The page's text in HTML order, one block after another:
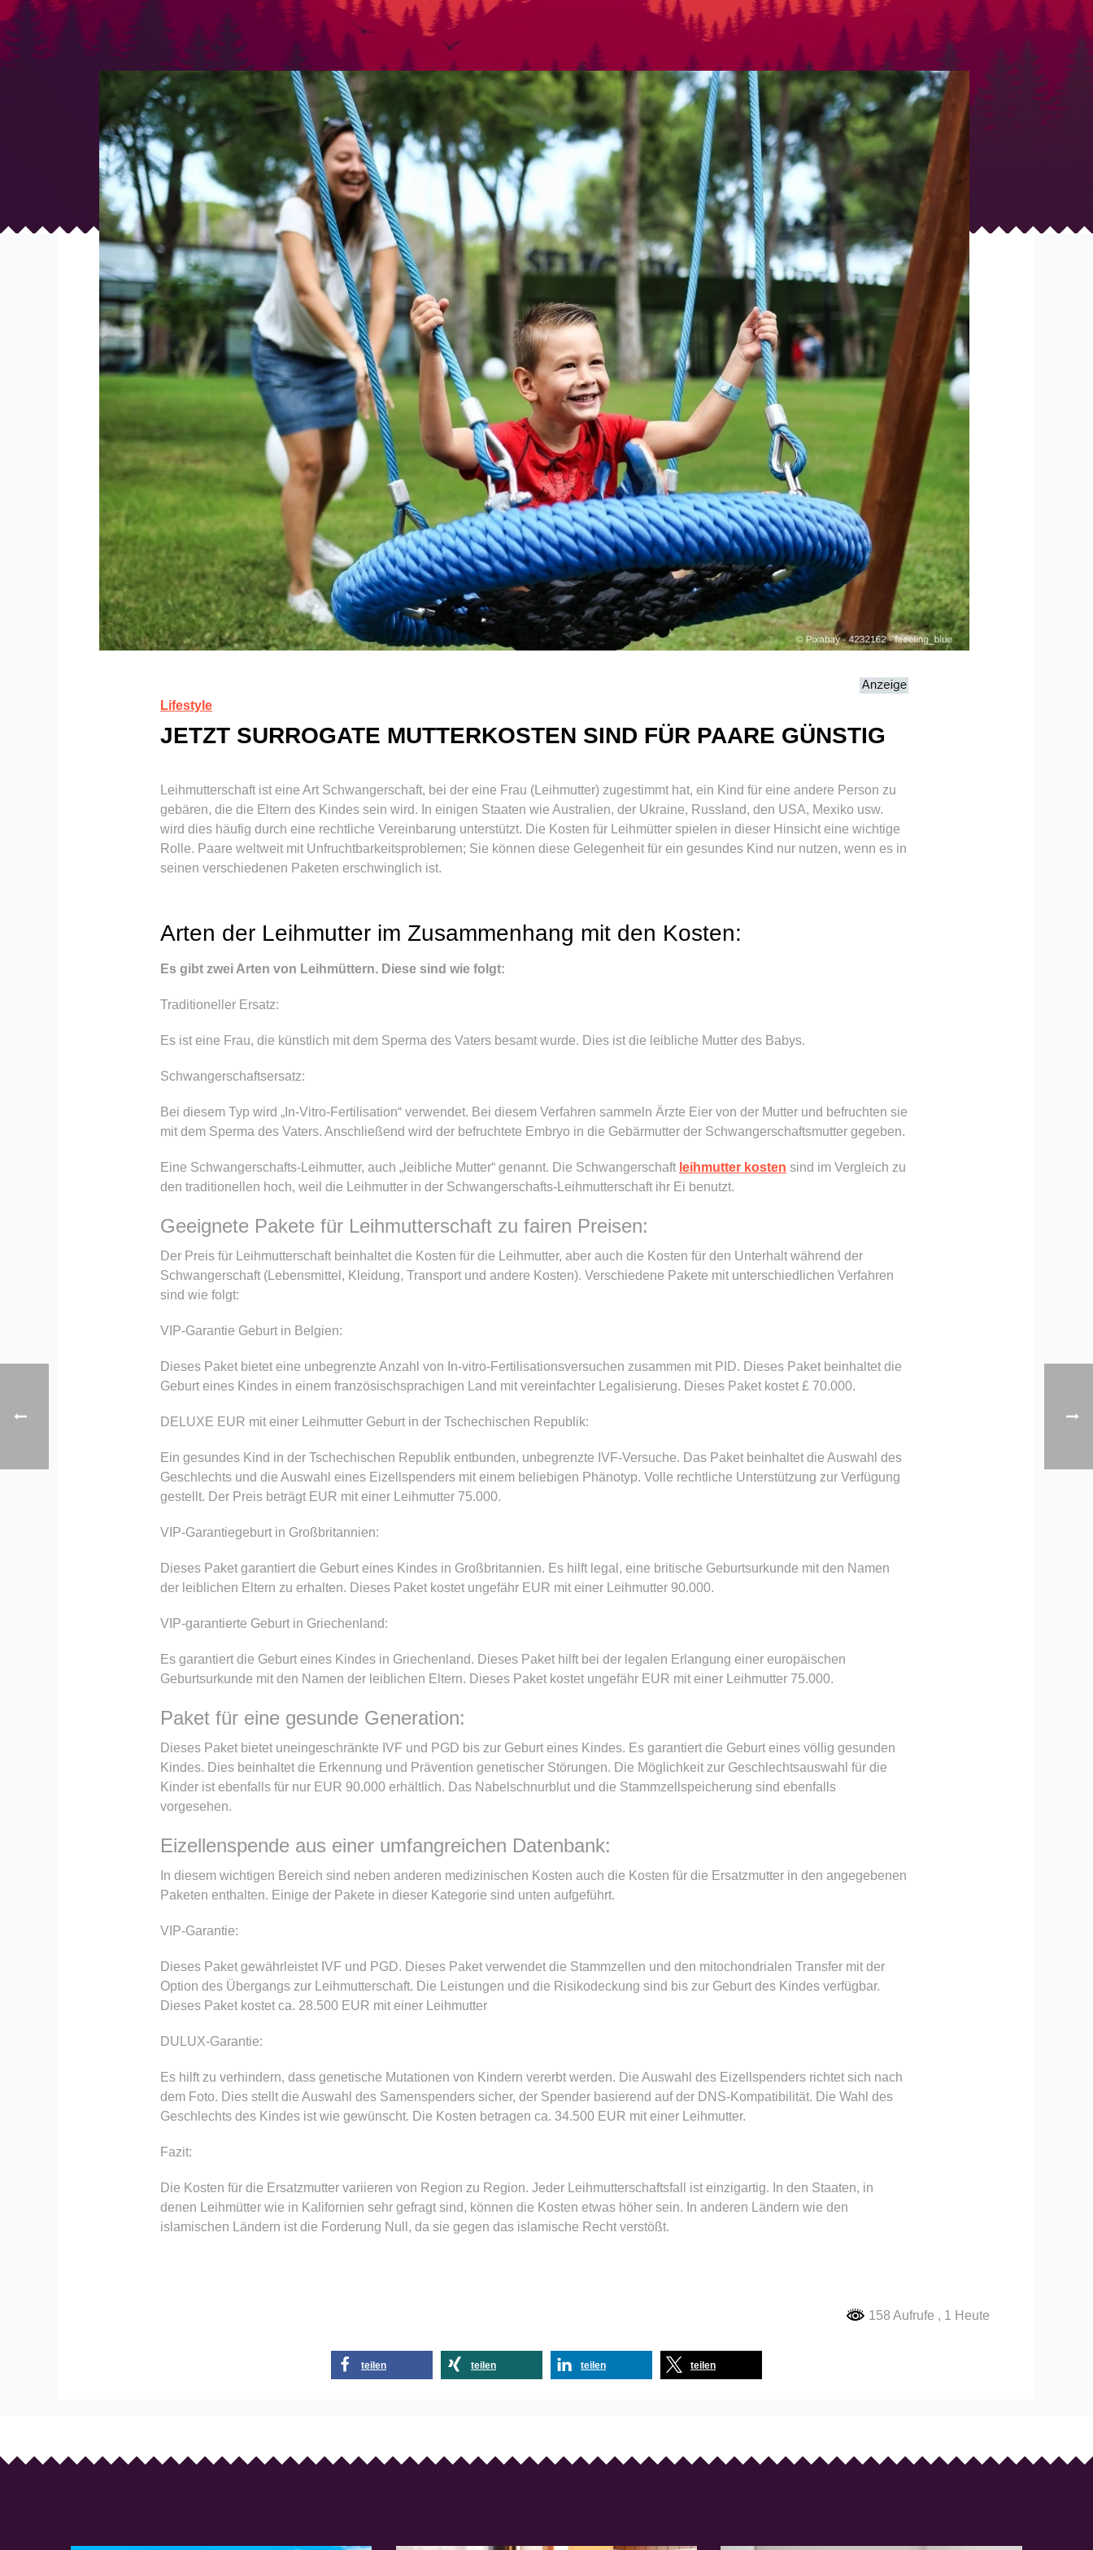
Lifestyle
JETZT SURROGATE MUTTERKOSTEN SIND FÜR PAARE GÜNSTIG
Leihmutterschaft ist eine Art Schwangerschaft, bei der eine Frau (Leihmutter) zugestimmt hat, ein Kind für eine andere Person zu
gebären, die die Eltern des Kindes sein wird. In einigen Staaten wie Australien, der Ukraine, Russland, den USA, Mexiko usw.
wird dies häufig durch eine rechtliche Vereinbarung unterstützt. Die Kosten für Leihmütter spielen in dieser Hinsicht eine wichtige
Rolle. Paare weltweit mit Unfruchtbarkeitsproblemen; Sie können diese Gelegenheit für ein gesundes Kind nur nutzen, wenn es in
seinen verschiedenen Paketen erschwinglich ist.
Arten der Leihmutter im Zusammenhang mit den Kosten:
Es gibt zwei Arten von Leihmüttern. Diese sind wie folgt:
Traditioneller Ersatz:
Es ist eine Frau, die künstlich mit dem Sperma des Vaters besamt wurde. Dies ist die leibliche Mutter des Babys.
Schwangerschaftsersatz:
Bei diesem Typ wird „In-Vitro-Fertilisation“ verwendet. Bei diesem Verfahren sammeln Ärzte Eier von der Mutter und befruchten sie
mit dem Sperma des Vaters. Anschließend wird der befruchtete Embryo in die Gebärmutter der Schwangerschaftsmutter gegeben.
Eine Schwangerschafts-Leihmutter, auch „leibliche Mutter“ genannt. Die Schwangerschaft leihmutter kosten sind im Vergleich zu
den traditionellen hoch, weil die Leihmutter in der Schwangerschafts-Leihmutterschaft ihr Ei benutzt.
Geeignete Pakete für Leihmutterschaft zu fairen Preisen:
Der Preis für Leihmutterschaft beinhaltet die Kosten für die Leihmutter, aber auch die Kosten für den Unterhalt während der
Schwangerschaft (Lebensmittel, Kleidung, Transport und andere Kosten). Verschiedene Pakete mit unterschiedlichen Verfahren
sind wie folgt:
VIP-Garantie Geburt in Belgien:
Dieses Paket bietet eine unbegrenzte Anzahl von In-vitro-Fertilisationsversuchen zusammen mit PID. Dieses Paket beinhaltet die
Geburt eines Kindes in einem französischsprachigen Land mit vereinfachter Legalisierung. Dieses Paket kostet £ 70.000.
DELUXE EUR mit einer Leihmutter Geburt in der Tschechischen Republik:
Ein gesundes Kind in der Tschechischen Republik entbunden, unbegrenzte IVF-Versuche. Das Paket beinhaltet die Auswahl des
Geschlechts und die Auswahl eines Eizellspenders mit einem beliebigen Phänotyp. Volle rechtliche Unterstützung zur Verfügung
gestellt. Der Preis beträgt EUR mit einer Leihmutter 75.000.
VIP-Garantiegeburt in Großbritannien:
Dieses Paket garantiert die Geburt eines Kindes in Großbritannien. Es hilft legal, eine britische Geburtsurkunde mit den Namen
der leiblichen Eltern zu erhalten. Dieses Paket kostet ungefähr EUR mit einer Leihmutter 90.000.
VIP-garantierte Geburt in Griechenland:
Es garantiert die Geburt eines Kindes in Griechenland. Dieses Paket hilft bei der legalen Erlangung einer europäischen
Geburtsurkunde mit den Namen der leiblichen Eltern. Dieses Paket kostet ungefähr EUR mit einer Leihmutter 75.000.
Paket für eine gesunde Generation:
Dieses Paket bietet uneingeschränkte IVF und PGD bis zur Geburt eines Kindes. Es garantiert die Geburt eines völlig gesunden
Kindes. Dies beinhaltet die Erkennung und Prävention genetischer Störungen. Die Möglichkeit zur Geschlechtsauswahl für die
Kinder ist ebenfalls für nur EUR 90.000 erhältlich. Das Nabelschnurblut und die Stammzellspeicherung sind ebenfalls
vorgesehen.
Eizellenspende aus einer umfangreichen Datenbank:
In diesem wichtigen Bereich sind neben anderen medizinischen Kosten auch die Kosten für die Ersatzmutter in den angegebenen
Paketen enthalten. Einige der Pakete in dieser Kategorie sind unten aufgeführt.
VIP-Garantie:
Dieses Paket gewährleistet IVF und PGD. Dieses Paket verwendet die Stammzellen und den mitochondrialen Transfer mit der
Option des Übergangs zur Leihmutterschaft. Die Leistungen und die Risikodeckung sind bis zur Geburt des Kindes verfügbar.
Dieses Paket kostet ca. 28.500 EUR mit einer Leihmutter
DULUX-Garantie:
Es hilft zu verhindern, dass genetische Mutationen von Kindern vererbt werden. Die Auswahl des Eizellspenders richtet sich nach
dem Foto. Dies stellt die Auswahl des Samenspenders sicher, der Spender basierend auf der DNS-Kompatibilität. Die Wahl des
Geschlechts des Kindes ist wie gewünscht. Die Kosten betragen ca. 34.500 EUR mit einer Leihmutter.
Fazit:
Die Kosten für die Ersatzmutter variieren von Region zu Region. Jeder Leihmutterschaftsfall ist einzigartig. In den Staaten, in
denen Leihmütter wie in Kalifornien sehr gefragt sind, können die Kosten etwas höher sein. In anderen Ländern wie den
islamischen Ländern ist die Forderung Null, da sie gegen das islamische Recht verstößt.
158 Aufrufe , 1 Heute
teilen teilen teilen teilen